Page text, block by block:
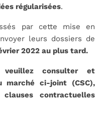
régularisées.
par cette mise en
leurs dossiers de
2022 au plus tard.
veuillez consulter et
marché ci-joint (CSC),
contractuelles